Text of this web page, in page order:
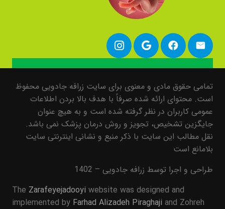
تمامی حقوق مادی و معنوی برای سایت زرافه جادویی محفوظ
است. محتوای ارائه شده صرفاً با هدف بالا بردن اطلاعات
عمومی کاربران در نظر گرفته شده است و به هیچ عنوان
جایگزین تشخیص، تجویز و روش درمان پزشک نمی باشد.
نقل مطالب این سایت با ذکر منبع و نشانی اینترنتی سایت
بلامانع است
طراحی و اجرا توسط زرافه جادویی – 1402
The Zarafeyejadooyi website was designed and
implemented by Farhad Alizadeh Piraghaji and Zohreh